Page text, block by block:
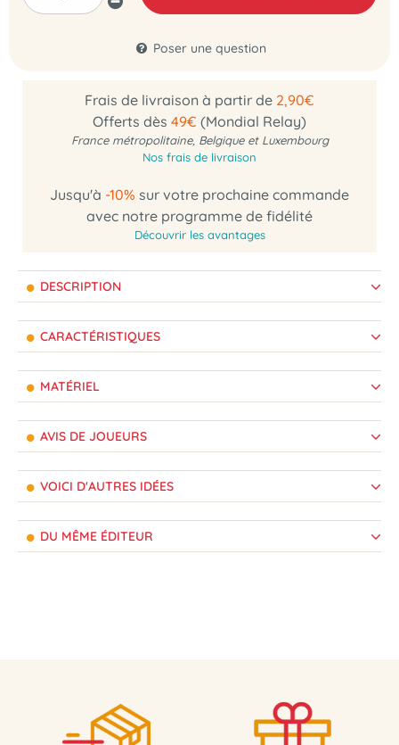
Poser une question
Frais de livraison à partir de 2,90€
Offerts dès 49€ (Mondial Relay)
France métropolitaine, Belgique et Luxembourg
Nos frais de livraison
Jusqu'à -10% sur votre prochaine commande
avec notre programme de fidélité
Découvrir les avantages
DESCRIPTION
CARACTÉRISTIQUES
MATÉRIEL
AVIS DE JOUEURS
VOICI D'AUTRES IDÉES
DU MÊME ÉDITEUR